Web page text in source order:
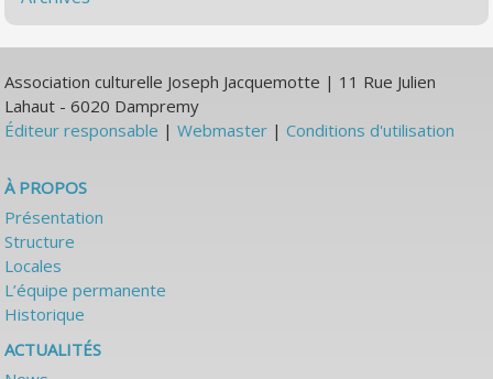
Association culturelle Joseph Jacquemotte | 11 Rue Julien
Lahaut - 6020 Dampremy
Éditeur responsable |Webmaster |Conditions d'utilisation
À PROPOS
Présentation
Structure
Locales
L’équipe permanente
Historique
ACTUALITÉS